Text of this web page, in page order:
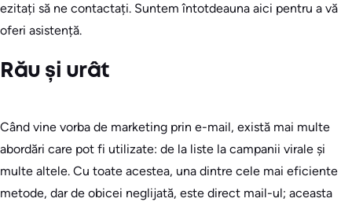
ezitați să ne contactați. Suntem întotdeauna aici pentru a vă
oferi asistență.
Rău și urât
Când vine vorba de marketing prin e-mail, există mai multe
abordări care pot fi utilizate: de la liste la campanii virale și
multe altele. Cu toate acestea, una dintre cele mai eficiente
metode, dar de obicei neglijată, este direct mail-ul; aceasta